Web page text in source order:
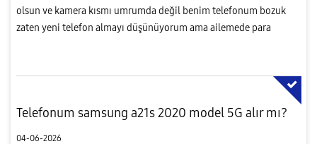
olsun ve kamera kısmı umrumda değil benim telefonum bozuk
zaten yeni telefon almayı düşünüyorum ama ailemede para
Telefonum samsung a21s 2020 model 5G alır mı?
04-06-2026